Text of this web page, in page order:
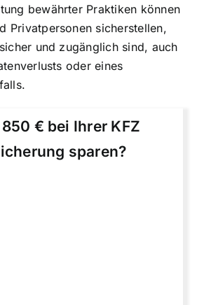
bewährter Praktiken können
Privatpersonen sicherstellen,
und zugänglich sind, auch
oder eines
€ bei Ihrer KFZ
sparen?